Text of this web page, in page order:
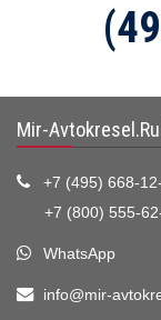
Mir-
+7 (495) 668-
+7 (800) 555-
WhatsApp
info@mir-